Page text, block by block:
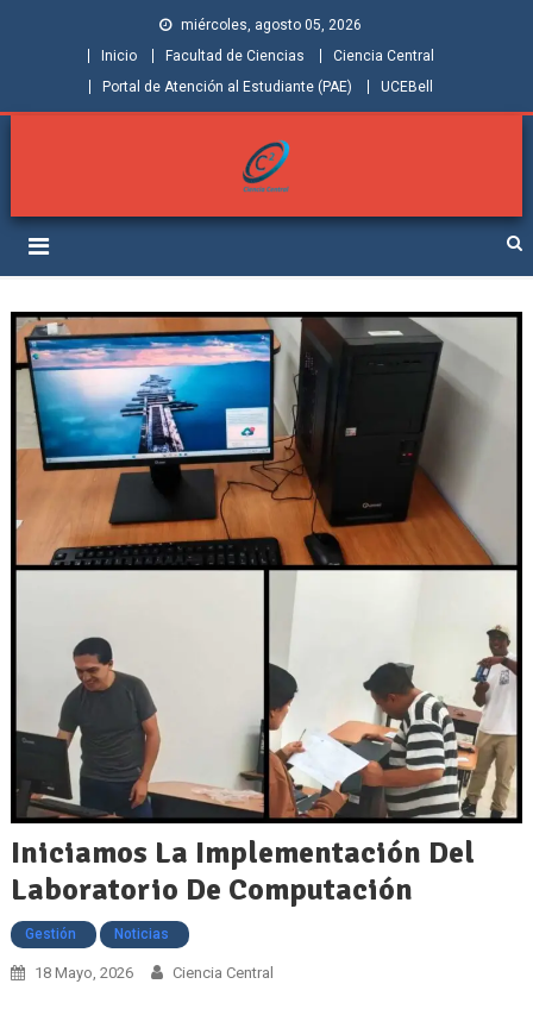
miércoles, agosto 05, 2026
Inicio
Facultad de Ciencias
Ciencia Central
Portal de Atención al Estudiante (PAE)
UCEBell
Facultad de Ciencias |
Ciencia Central
Iniciamos La Implementación Del
Laboratorio De Computación
Gestión Noticias
18 Mayo, 2026 Ciencia Central